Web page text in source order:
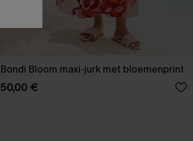
Bondi Bloom maxi-jurk met bloemenprint
50,00 €